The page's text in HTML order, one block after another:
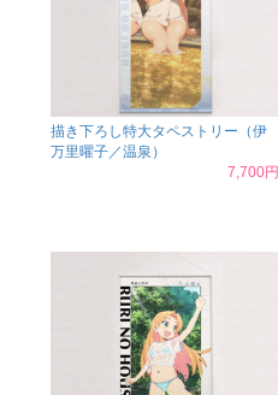
描き下ろし特大タペストリー（伊
万里曜子／温泉）
7,700円